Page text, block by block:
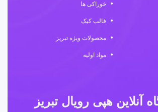
خوراکی ها
قالب کیک
محصولات ویژه تبریز
مواد اولیه
آنلاین هپی رویال تبریز